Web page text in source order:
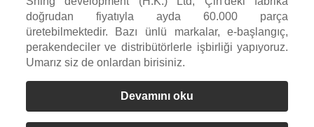
doğrudan fiyatıyla ayda 60.000 parça
üretebilmektedir. Bazı ünlü markalar, e-başlangıç,
perakendeciler ve distribütörlerle işbirliği yapıyoruz.
Umarız siz de onlardan birisiniz.
Devamını oku